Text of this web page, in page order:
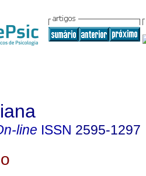
line ISSN 2595-1297